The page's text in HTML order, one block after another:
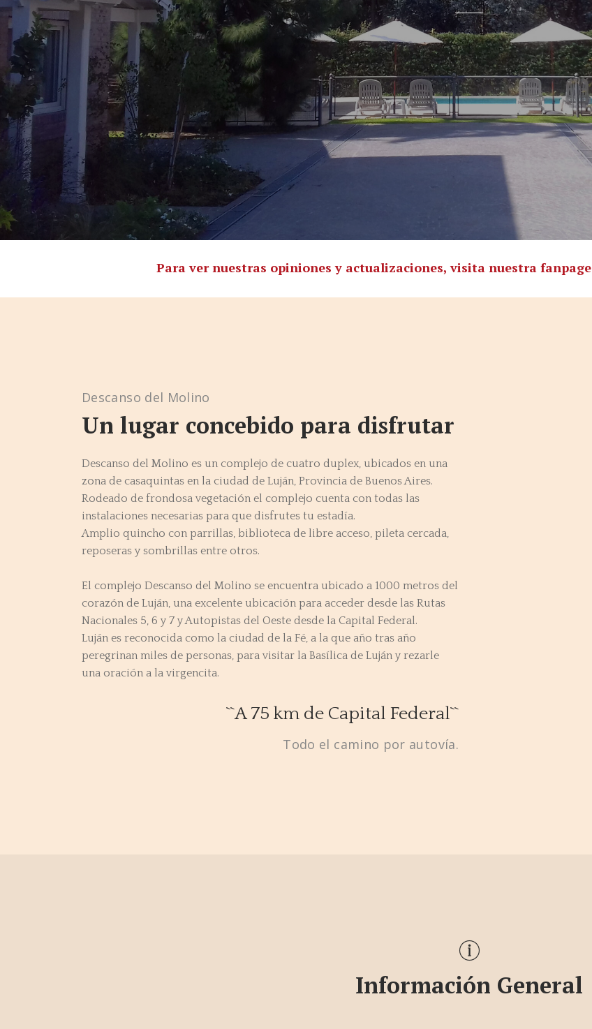
Para ver nuestras opiniones y actualizaciones, visita nuestra fanpage
Descanso del Molino
Un lugar concebido para disfrutar
Descanso del Molino es un complejo de cuatro duplex, ubicados en una
zona de casaquintas en la ciudad de Luján, Provincia de Buenos Aires.
Rodeado de frondosa vegetación el complejo cuenta con todas las
instalaciones necesarias para que disfrutes tu estadía.
Amplio quincho con parrillas, biblioteca de libre acceso, pileta cercada,
reposeras y sombrillas entre otros.
El complejo Descanso del Molino se encuentra ubicado a 1000 metros del
corazón de Luján, una excelente ubicación para acceder desde las Rutas
Nacionales 5, 6 y 7 y Autopistas del Oeste desde la Capital Federal.
Luján es reconocida como la ciudad de la Fé, a la que año tras año
peregrinan miles de personas, para visitar la Basílica de Luján y rezarle
una oración a la virgencita.
``A 75 km de Capital Federal``
Todo el camino por autovía.
Información General